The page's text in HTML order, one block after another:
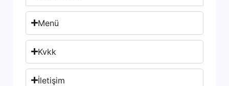
Menü
Kvkk
İletişim